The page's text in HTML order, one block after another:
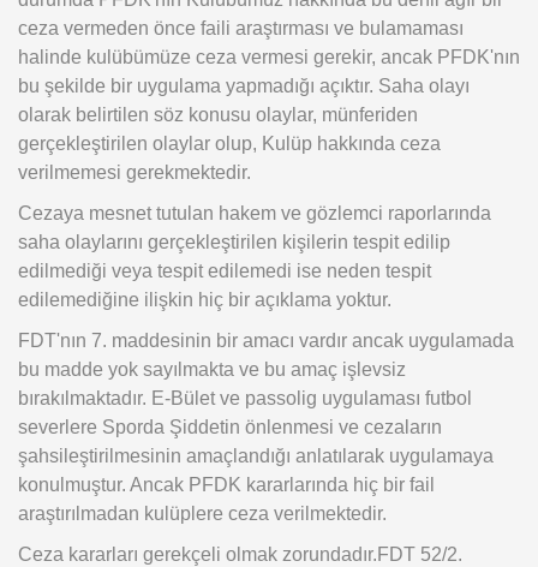
ceza vermeden önce faili araştırması ve bulamaması
halinde kulübümüze ceza vermesi gerekir, ancak PFDK'nın
bu şekilde bir uygulama yapmadığı açıktır. Saha olayı
olarak belirtilen söz konusu olaylar, münferiden
gerçekleştirilen olaylar olup, Kulüp hakkında ceza
verilmemesi gerekmektedir.
Cezaya mesnet tutulan hakem ve gözlemci raporlarında
saha olaylarını gerçekleştirilen kişilerin tespit edilip
edilmediği veya tespit edilemedi ise neden tespit
edilemediğine ilişkin hiç bir açıklama yoktur.
FDT'nın 7. maddesinin bir amacı vardır ancak uygulamada
bu madde yok sayılmakta ve bu amaç işlevsiz
bırakılmaktadır. E-Bület ve passolig uygulaması futbol
severlere Sporda Şiddetin önlenmesi ve cezaların
şahsileştirilmesinin amaçlandığı anlatılarak uygulamaya
konulmuştur. Ancak PFDK kararlarında hiç bir fail
araştırılmadan kulüplere ceza verilmektedir.
Ceza kararları gerekçeli olmak zorundadır.FDT 52/2.